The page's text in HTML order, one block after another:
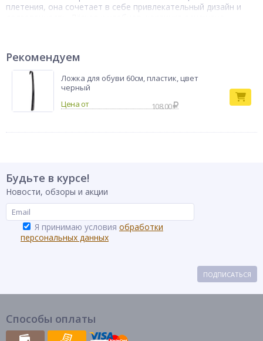
плетения, она сочетает в себе привлекательный дизайн и
принадлежности, кухонные или хозяйственные мелочи.
Компактный размер делает её удобной для использования в
шкафах, на полках или столах, а нейтральные цвета легко
впишутся в любой интерьер.
Тип товара
корзина для
Рекомендуем
Ложка для обуви 60см, пластик, цвет
черный
108.00
Будьте в курсе!
Новости, обзоры и акции
Я принимаю условия обработки
персональных данных
ПОДПИСАТЬСЯ
Способы оплаты